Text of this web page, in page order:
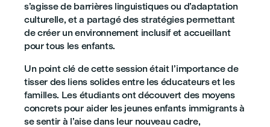
s’agisse de barrières linguistiques ou d’adaptation
culturelle, et a partagé des stratégies permettant
de créer un environnement inclusif et accueillant
pour tous les enfants.
Un point clé de cette session était l’importance de
tisser des liens solides entre les éducateurs et les
familles. Les étudiants ont découvert des moyens
concrets pour aider les jeunes enfants immigrants à
se sentir à l’aise dans leur nouveau cadre,